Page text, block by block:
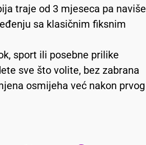
traje od 3 mjeseca pa naviše
sa klasičnim fiksnim
sport ili posebne prilike
sve što volite, bez zabrana
osmijeha već nakon prvog